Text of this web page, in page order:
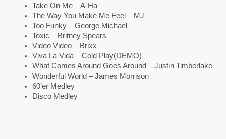
Take On Me – A-Ha
The Way You Make Me Feel – MJ
Too Funky – George Michael
Toxic – Britney Spears
Video Video – Brixx
Viva La Vida – Cold Play(DEMO)
What Comes Around Goes Around – Justin Timberlake
Wonderful World – James Morrison
60’er Medley
Disco Medley